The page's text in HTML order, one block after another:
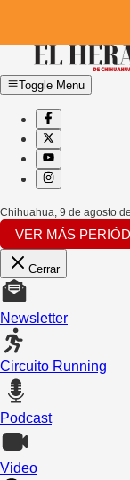
Toggle Menu
Chihuahua 9 de agosto
VER MÁS
Cerrar
Newsletter
Circuito Running
Podcast
Video